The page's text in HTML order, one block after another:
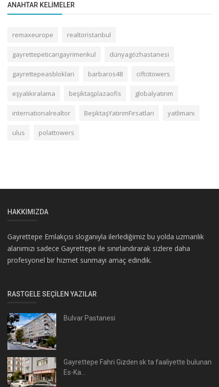
ANAHTAR KELIMELER
remaxeurope realtoristanbul
gayrettepeticarigayrimenkul dünyagözhastanesi
gayrettepeasbloklari barbaros48 ciftcitowers
eşyalıkiralama beşiktaşplazaofis globalyatırım
internationalrealtor BeşiktaşYatırımFırsatları yatlimanı
ulus polattowers
HAKKIMIZDA
Gayrettepe Emlakçısı sloganıyla ilerlediğimiz bu yolda uzmanlık
alanımızı sadece Gayrettepe ile sınırlandırarak sizlere daha
profesyonel bir hizmet sunmayı amaç edindik.
RASTGELE SEÇILEN YAZILAR
Bulvar Pastanesi
Gayrettepe Fahri Gizden sk ta faaliyette bulunan
Es-Ka...